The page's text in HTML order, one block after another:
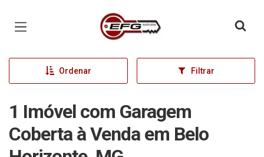
Página inicial
Ordenar Filtrar
1 Imóvel com Garagem
Coberta à Venda em Belo